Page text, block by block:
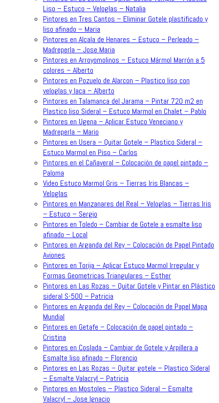
Liso – Estuco – Veloglas – Natalia
Pintores en Tres Cantos – Eliminar Gotele plastificado y
liso afinado – Maria
Pintores en Alcala de Henares – Estuco – Perleado –
Madreperla – Jose Maria
Pintores en Arroyomolinos – Estuco Mármol Marrón a 5
colores – Alberto
Pintores en Pozuelo de Alarcon – Plastico liso con
veloglas y laca – Alberto
Pintores en Talamanca del Jarama – Pintar 720 m2 en
Plastico liso Sideral – Estuco Marmol en Chalet – Pablo
Pintores en Ugena – Aplicar Estuco Veneciano y
Madreperla – Mario
Pintores en Usera – Quitar Gotele – Plastico Sideral –
Estuco Marmol en Piso – Carlos
Pintores en el Cañaveral – Colocación de papel pintado –
Paloma
Video Estuco Marmol Gris – Tierras Iris Blancas –
Veloglas
Pintores en Manzanares del Real – Veloglas – Tierras Iris
– Estuco – Sergio
Pintores en Toledo – Cambiar de Gotele a esmalte liso
afinado – Local
Pintores en Arganda del Rey – Colocación de Papel Pintado
Aviones
Pintores en Torija – Aplicar Estuco Marmol Irregular y
Formas Geometricas Triangulares – Esther
Pintores en Las Rozas – Quitar Gotele y Pintar en Plástico
sideral S-500 – Patricia
Pintores en Arganda del Rey – Colocación de Papel Mapa
Mundial
Pintores en Getafe – Colocación de papel pintado –
Cristina
Pintores en Coslada – Cambiar de Gotele y Arpillera a
Esmalte liso afinado – Florencio
Pintores en Las Rozas – Quitar gotele – Plastico Sideral
– Esmalte Valacryl – Patricia
Pintores en Mostoles – Plastico Sideral – Esmalte
Valacryl – Jose Ignacio